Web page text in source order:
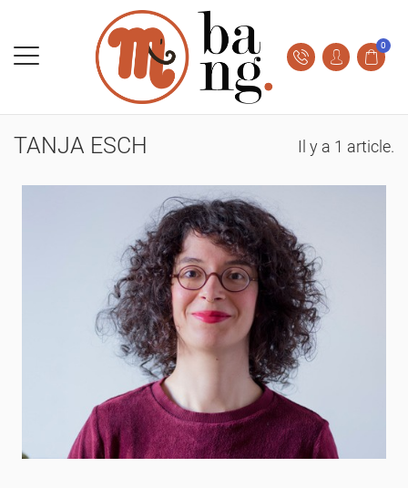
0
TANJA ESCH Il y a 1 article.